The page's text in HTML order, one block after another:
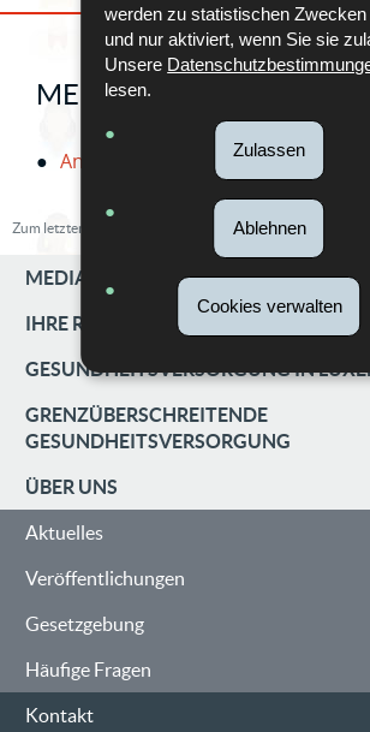
werden zu statistischen
und nur aktiviert, wenn Sie sie
Unsere
lesen.
Zulassen
Ablehnen
Cookies verwalten
MEHR DAZU
Anamnèse (Wikipedia)
Zum letzten Mal aktualisiert am 19/03/2019
NAVIGATIONSMENÜ
MEDIATION UND BESCHWERDEN
IHRE RECHTE UND PFLICHTEN
GESUNDHEITSVERSORGUNG IN
GRENZÜBERSCHREITENDE
GESUNDHEITSVERSORGUNG
ÜBER UNS
Aktuelles
Veröffentlichungen
Gesetzgebung
Häufige Fragen
Kontakt